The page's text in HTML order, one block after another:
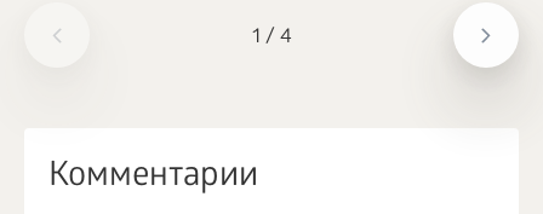
1 / 4
Комментарии